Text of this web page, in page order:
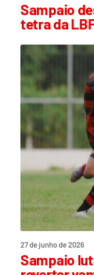
Sampaio
tetra da
27 de junho de 2026
Sampaio